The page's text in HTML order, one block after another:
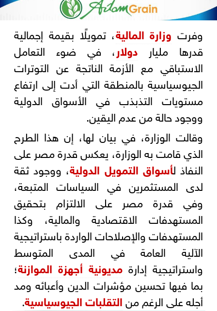
وفرت وزارة المالية، تمويلًا بقيمة إجمالية
قدرها مليار دولار، في ضوء التعامل
الاستباقي مع الأزمة الناتجة عن التوترات
الجيوسياسية بالمنطقة التي أدت إلى ارتفاع
مستويات التذبذب في الأسواق الدولية
ووجود حالة من عدم اليقين.
وقالت الوزارة، في بيان لها، إن هذا الطرح
الذي قامت به الوزارة، يعكس قدرة مصر على
النفاذ لأسواق التمويل الدولية، ووجود ثقة
لدى المستثمرين في السياسات المتبعة،
وفي قدرة مصر على الالتزام بتحقيق
المستهدفات الاقتصادية والمالية، وكذا
المستهدفات والإصلاحات الواردة باستراتيجية
الآلية العامة في المدى المتوسط
واستراتيجية إدارة مديونية أجهزة الموازنة؛
بما فيها تحسين مؤشرات الدين وأعبائه ومد
أجله على الرغم منالتقلبات الجيوسياسية.